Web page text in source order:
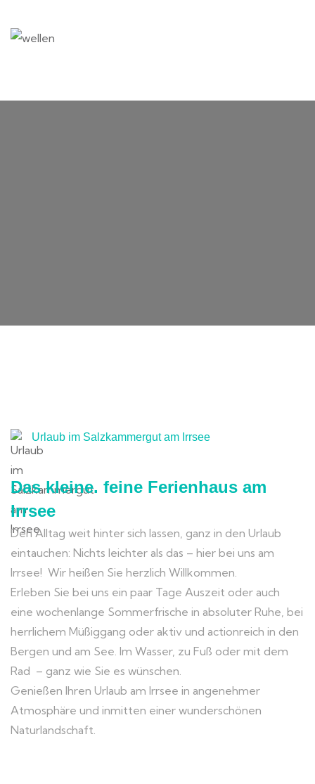
Urlaub im Salzkammergut am Irrsee
Das kleine. feine Ferienhaus am
Irrsee
Den Alltag weit hinter sich lassen, ganz in den Urlaub
eintauchen: Nichts leichter als das – hier bei uns am
Irrsee! Wir heißen Sie herzlich Willkommen.
Erleben Sie bei uns ein paar Tage Auszeit oder auch
eine wochenlange Sommerfrische in absoluter Ruhe, bei
herrlichem Müßiggang oder aktiv und actionreich in den
Bergen und am See. Im Wasser, zu Fuß oder mit dem
Rad – ganz wie Sie es wünschen.
Genießen Ihren Urlaub am Irrsee in angenehmer
Atmosphäre und inmitten einer wunderschönen
Naturlandschaft.